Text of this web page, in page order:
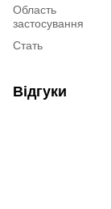
Область
застосування
Стать
Відгуки